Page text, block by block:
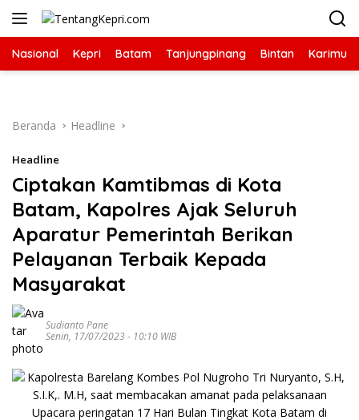
Langsung
Nasional Kepri Batam Tanjungpinang Bintan Karimun
Beranda Headline
Headline
Ciptakan Kamtibmas di Kota
Batam, Kapolres Ajak Seluruh
Aparatur Pemerintah Berikan
Pelayanan Terbaik Kepada
Masyarakat
Sudianto Pane
Senin, 17/07/2023 - 10:10 WIB